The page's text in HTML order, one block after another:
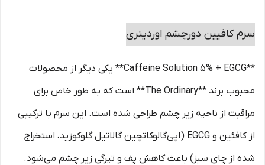
سرم کافیین دورچشم اوردینری
**Caffeine Solution 5% + EGCG** یکی دیگر از محصولات
محبوب برند **The Ordinary** است که به طور خاص برای
مراقبت از ناحیه زیر چشم طراحی شده است. این سرم با ترکیبی
از کافئین و EGCG (اپی‌گالوکاتچین گالاتیل گلوکوزید، استخراج
شده از چای سبز) باعث کاهش پف و تیرگی زیر چشم می‌شود.